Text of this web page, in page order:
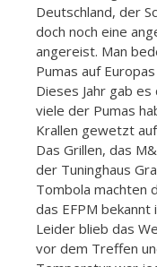
Deutschland, der
doch noch eine
angereist. Man
Pumas auf
Dieses Jahr gab
viele der Pumas
Krallen gewetzt
Das Grillen, das
der Tuninghaus
Tombola machten
das EFPM bekannt
Leider blieb das
vor dem Treffen